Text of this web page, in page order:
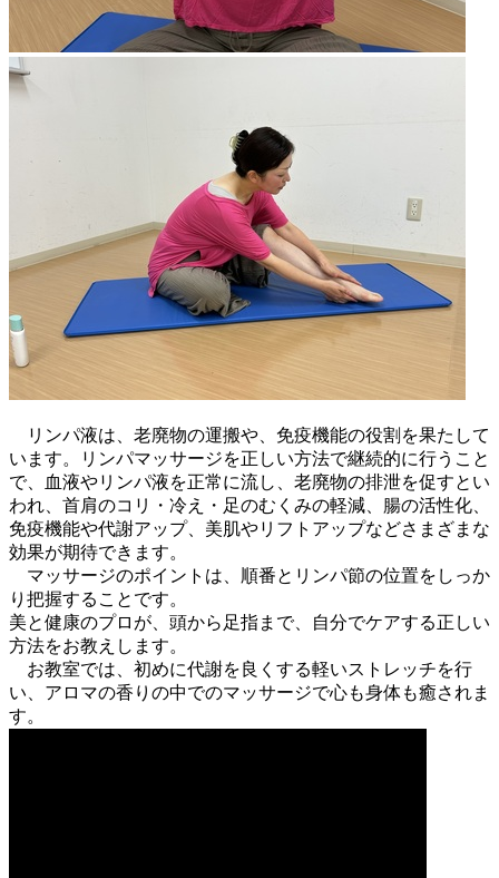
リンパ液は、老廃物の運搬や、免疫機能の役割を果たして
います。リンパマッサージを正しい方法で継続的に行うこと
で、血液やリンパ液を正常に流し、老廃物の排泄を促すとい
われ、首肩のコリ・冷え・足のむくみの軽減、腸の活性化、
免疫機能や代謝アップ、美肌やリフトアップなどさまざまな
効果が期待できます。
マッサージのポイントは、順番とリンパ節の位置をしっか
り把握することです。
美と健康のプロが、頭から足指まで、自分でケアする正しい
方法をお教えします。
お教室では、初めに代謝を良くする軽いストレッチを行
い、アロマの香りの中でのマッサージで心も身体も癒されま
す。